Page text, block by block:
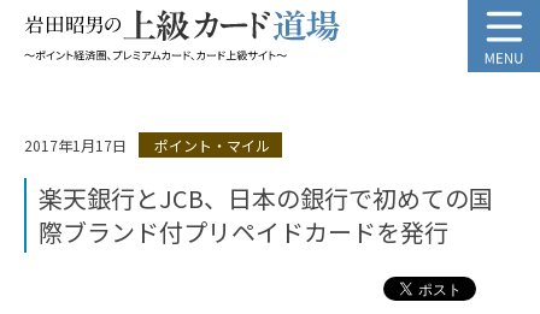
2017年1月17日 ポイント・マイル
楽天銀行とJCB、日本の銀行で初めての国
際ブランド付プリペイドカードを発行